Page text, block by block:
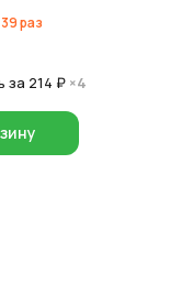
раз
за 214 ₽ ×4